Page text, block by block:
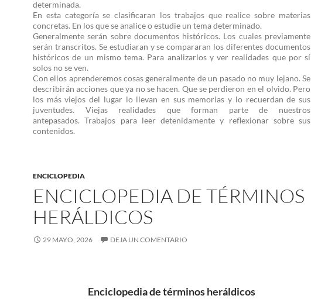
determinada.
En esta categoría se clasificaran los trabajos que realice sobre materias
concretas. En los que se analice o estudie un tema determinado.
Generalmente serán sobre documentos históricos. Los cuales previamente
serán transcritos. Se estudiaran y se compararan los diferentes documentos
históricos de un mismo tema. Para analizarlos y ver realidades que por sí
solos no se ven.
Con ellos aprenderemos cosas generalmente de un pasado no muy lejano. Se
describirán acciones que ya no se hacen. Que se perdieron en el olvido. Pero
los más viejos del lugar lo llevan en sus memorias y lo recuerdan de sus
juventudes. Viejas realidades que forman parte de nuestros
antepasados. Trabajos para leer detenidamente y reflexionar sobre sus
contenidos.
ENCICLOPEDIA
ENCICLOPEDIA DE TÉRMINOS
HERÁLDICOS
29 MAYO, 2026 DEJA UN COMENTARIO
Enciclopedia de términos heráldicos